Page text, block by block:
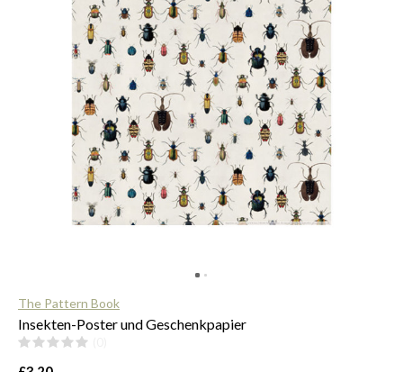
The Pattern Book
Insekten-Poster und Geschenkpapier